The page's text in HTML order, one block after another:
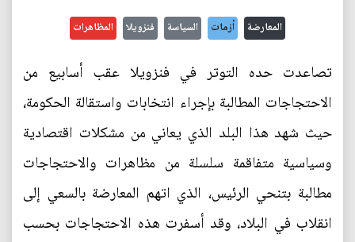
المعارضة أزمات السياسة فنزويلا المظاهرات
تصاعدت حده التوتر في فنزويلا عقب أسابيع من
الاحتجاجات المطالبة بإجراء انتخابات واستقالة الحكومة،
حيث شهد هذا البلد الذي يعاني من مشكلات اقتصادية
وسياسية متفاقمة سلسلة من مظاهرات والاحتجاجات
مطالبة بتنحي الرئيس، الذي اتهم المعارضة بالسعي إلى
انقلاب في البلاد، وقد أسفرت هذه الاحتجاجات بحسب